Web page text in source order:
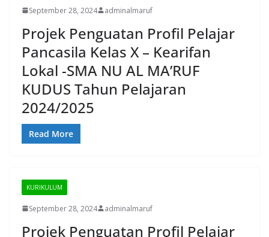
September 28, 2024 adminalmaruf
Projek Penguatan Profil Pelajar
Pancasila Kelas X – Kearifan
Lokal -SMA NU AL MA’RUF
KUDUS Tahun Pelajaran
2024/2025
Read More
KURIKULUM
September 28, 2024 adminalmaruf
Projek Penguatan Profil Pelajar